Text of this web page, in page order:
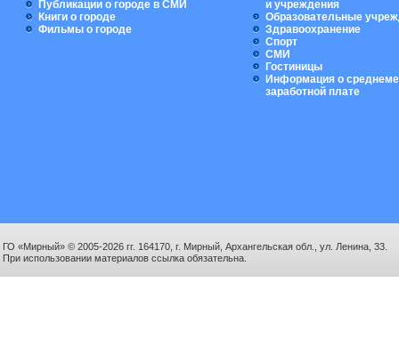
Публикации о городе в СМИ
Книги о городе
Фильмы о городе
и учреждения
Образовательные
Здравоохранение
Спорт
СМИ
Гостиницы
Информация о
заработной плате
ГО «Мирный» © 2005-2026 гг. 164170, г. Мирный, Архангельская обл., ул. Ленина, 33.
При использовании материалов ссылка обязательна.